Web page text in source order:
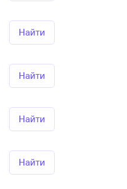
Найти
Найти
Найти
Найти